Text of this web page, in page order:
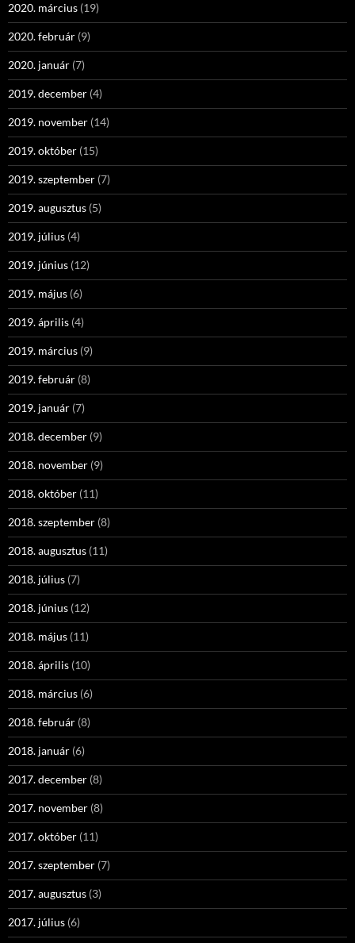
2020. március (19)
2020. február (9)
2020. január (7)
2019. december (4)
2019. november (14)
2019. október (15)
2019. szeptember (7)
2019. augusztus (5)
2019. július (4)
2019. június (12)
2019. május (6)
2019. április (4)
2019. március (9)
2019. február (8)
2019. január (7)
2018. december (9)
2018. november (9)
2018. október (11)
2018. szeptember (8)
2018. augusztus (11)
2018. július (7)
2018. június (12)
2018. május (11)
2018. április (10)
2018. március (6)
2018. február (8)
2018. január (6)
2017. december (8)
2017. november (8)
2017. október (11)
2017. szeptember (7)
2017. augusztus (3)
2017. július (6)